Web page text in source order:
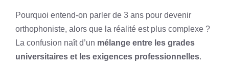
Pourquoi entend-on parler de 3 ans pour devenir
orthophoniste, alors que la réalité est plus complexe ?
La confusion naît d’un mélange entre les grades
universitaires et les exigences professionnelles.